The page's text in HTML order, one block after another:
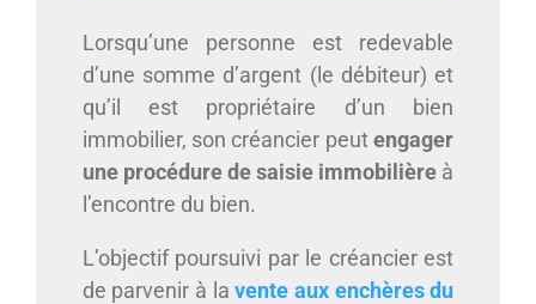
Lorsqu’une personne est redevable
d’une somme d’argent (le débiteur) et
qu’il est propriétaire d’un bien
immobilier, son créancier peutengager
une procédure de saisie immobilière à
l’encontre du bien.
L’objectif poursuivi par le créancier est
de parvenir à lavente aux enchères du